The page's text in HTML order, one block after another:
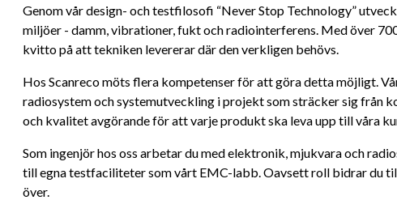
Genom vår design- och testfilosofi “Never Stop Technology”
miljöer - damm, vibrationer, fukt och radiointerferens. Med över
kvitto på att tekniken levererar där den verkligen behövs.
Hos Scanreco möts flera kompetenser för att göra detta möjligt.
radiosystem och systemutveckling i projekt som sträcker sig från
och kvalitet avgörande för att varje produkt ska leva upp till våra
Som ingenjör hos oss arbetar du med elektronik, mjukvara och
till egna testfaciliteter som vårt EMC-labb. Oavsett roll bidrar du
över.